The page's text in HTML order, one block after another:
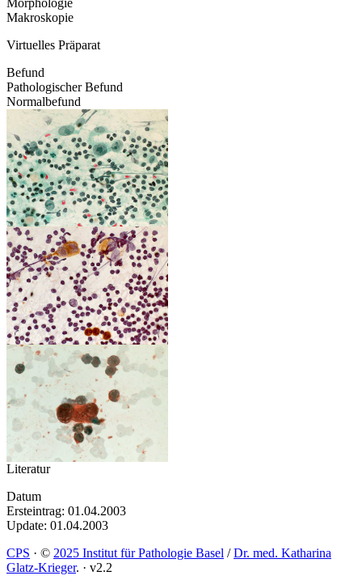
Makroskopie
Virtuelles Präparat
Befund
Pathologischer Befund
Normalbefund
Literatur
Datum
Ersteintrag: 01.04.2003
Update: 01.04.2003
CPS · © 2025 Institut für Pathologie Basel /Dr. med. Katharina
Glatz-Krieger. · v2.2